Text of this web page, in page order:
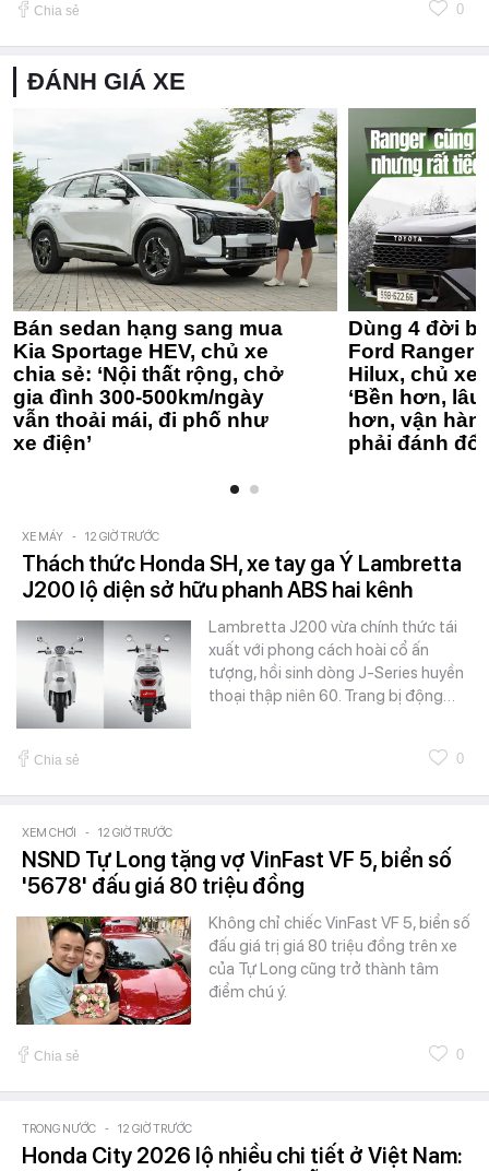
Chia sẻ 0
ĐÁNH GIÁ XE
Bán sedan hạng sang mua
Kia Sportage HEV, chủ xe
chia sẻ: ‘Nội thất rộng, chở
gia đình 300-500km/ngày
vẫn thoải mái, đi phố như
xe điện’
Dùng 4 đời
Ford Ranger
Hilux, chủ xe
‘Bền hơn,
hơn, vận
phải đánh
XE MÁY - 12 GIỜ TRƯỚC
Thách thức Honda SH, xe tay ga Ý Lambretta
J200 lộ diện sở hữu phanh ABS hai kênh
Lambretta J200 vừa chính thức tái
xuất với phong cách hoài cổ ấn
tượng, hồi sinh dòng J-Series huyền
thoại thập niên 60. Trang bị động…
Chia sẻ 0
XEM CHƠI - 12 GIỜ TRƯỚC
NSND Tự Long tặng vợ VinFast VF 5, biển số
'5678' đấu giá 80 triệu đồng
Không chỉ chiếc VinFast VF 5, biển số
đấu giá trị giá 80 triệu đồng trên xe
của Tự Long cũng trở thành tâm
điểm chú ý.
Chia sẻ 0
TRONG NƯỚC - 12 GIỜ TRƯỚC
Honda City 2026 lộ nhiều chi tiết ở Việt Nam: